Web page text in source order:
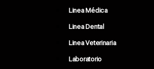
Linea Médica
Linea Dental
Linea Veterinaria
Laboratorio